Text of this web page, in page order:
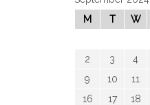
M
T W
2
3 4
9
10 11
16
17 18